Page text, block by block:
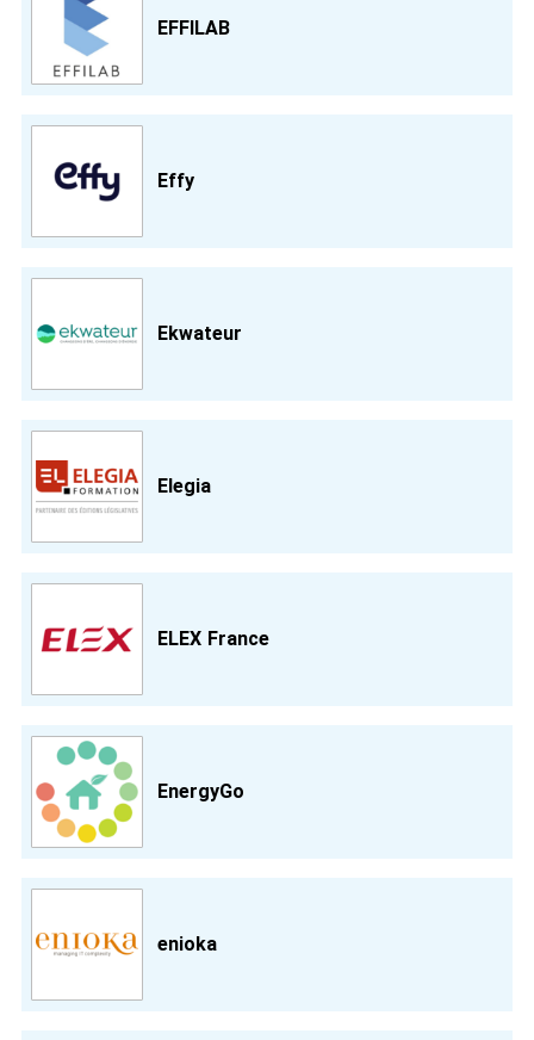
EFFILAB
Effy
Ekwateur
Elegia
ELEX France
EnergyGo
enioka